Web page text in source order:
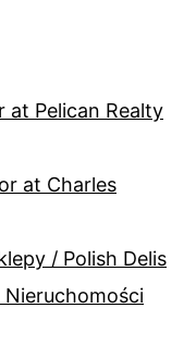
at Pelican Realty
at Charles
/ Polish Delis
Nieruchomości